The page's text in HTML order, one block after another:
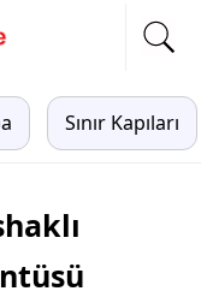
Sınır Kapıları